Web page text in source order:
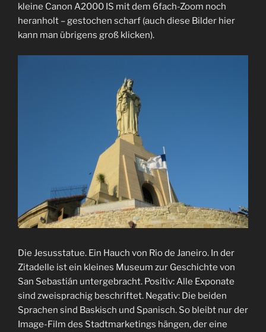
kleine Canon A2000 IS mit dem 6fach-Zoom noch
heranholt – gestochen scharf (auch diese Bilder hier
kann man übrigens groß klicken).
Die Jesusstatue. Ein Hauch von Rio de Janeiro. In der
Zitadelle ist ein kleines Museum zur Geschichte von
San Sebastián untergebracht. Positiv: Alle Exponate
sind zweisprachig beschriftet. Negativ: Die beiden
Sprachen sind Baskisch und Spanisch. So bleibt nur der
Image-Film des Stadtmarketings hängen, der eine